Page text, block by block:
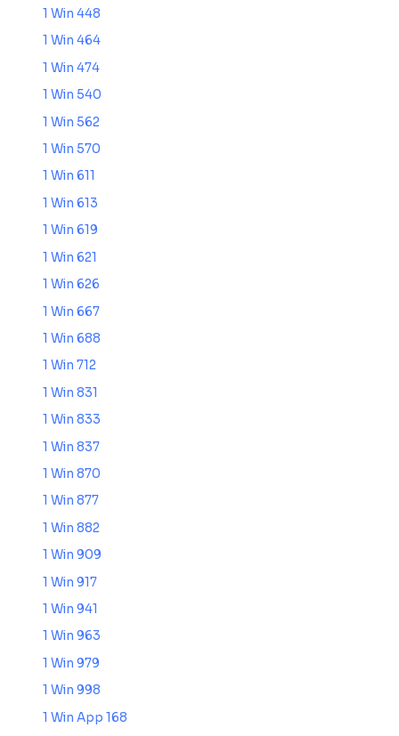
1 Win 448
1 Win 464
1 Win 474
1 Win 540
1 Win 562
1 Win 570
1 Win 611
1 Win 613
1 Win 619
1 Win 621
1 Win 626
1 Win 667
1 Win 688
1 Win 712
1 Win 831
1 Win 833
1 Win 837
1 Win 870
1 Win 877
1 Win 882
1 Win 909
1 Win 917
1 Win 941
1 Win 963
1 Win 979
1 Win 998
1 Win App 168